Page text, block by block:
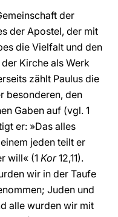
der
der Apostel, der mit
die Vielfalt und den
Kirche als Werk
zählt Paulus die
besonderen, den
Gaben auf (vgl. 1
er: »Das alles
jeden teilt er
will« (1 Kor12,11).
wir in der Taufe
Juden und
alle wurden wir mit